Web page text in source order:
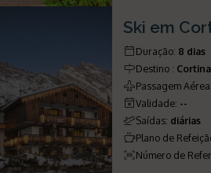
Ski em
Duração: 8 dias
Destino :
Passagem Aérea
Validade: --
Saídas: diárias
Plano de
Número de